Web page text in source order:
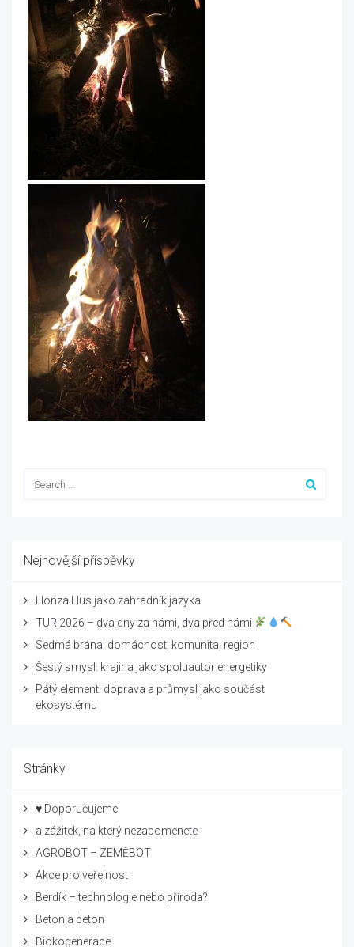
Nejnovější příspěvky
Honza Hus jako zahradník jazyka
TUR 2026 – dva dny za námi, dva před námi
Sedmá brána: domácnost, komunita, region
Šestý smysl: krajina jako spoluautor energetiky
Pátý element: doprava a průmysl jako součást
ekosystému
Stránky
♥ Doporučujeme
a zážitek, na který nezapomenete
AGROBOT – ZEMĚBOT
Akce pro veřejnost
Berdík – technologie nebo příroda?
Beton a beton
Biokogenerace